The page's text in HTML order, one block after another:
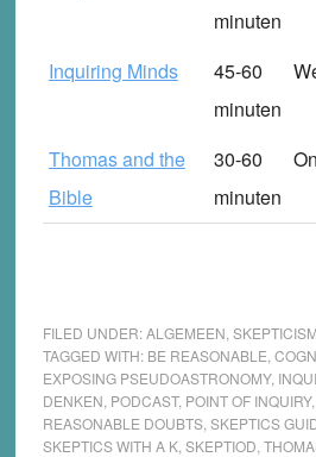
minuten
Inquiring Minds
45-60
minuten
Thomas and the
Bible
30-60
minuten
FILED UNDER:ALGEMEEN
TAGGED WITH: BE REASONABLE
EXPOSING PSEUDOASTRONOMY,
DENKEN PODCAST, POINT OF INQUIRY,
REASONABLE DOUBTS, SKEPTICS
SKEPTICS WITH A K, SKEPTIOD